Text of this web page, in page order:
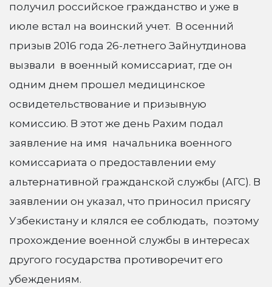
получил российское гражданство и уже в
июле встал на воинский учет. В осенний
призыв 2016 года 26-летнего Зайнутдинова
вызвали в военный комиссариат, где он
одним днем прошел медицинское
освидетельствование и призывную
комиссию. В этот же день Рахим подал
заявление на имя начальника военного
комиссариата о предоставлении ему
альтернативной гражданской службы (АГС). В
заявлении он указал, что приносил присягу
Узбекистану и клялся ее соблюдать, поэтому
прохождение военной службы в интересах
другого государства противоречит его
убеждениям.